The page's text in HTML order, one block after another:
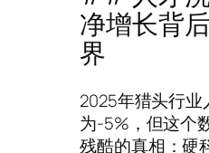
净增长背
界
2025年猎头行
为-5%，但这个
残酷的真相：硬